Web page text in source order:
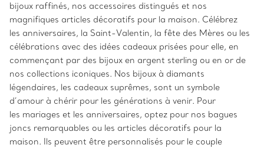
bijoux raffinés, nos accessoires distingués et nos
magnifiques articles décoratifs pour la maison. Célébrez
les anniversaires, la Saint-Valentin, la fête des Mères ou les
célébrations avec des idées cadeaux prisées pour elle, en
commençant par des bijoux en argent sterling ou en or de
nos collections iconiques. Nos bijoux à diamants
légendaires, les cadeaux suprêmes, sont un symbole
d’amour à chérir pour les générations à venir. Pour
les mariages et les anniversaires, optez pour nos bagues
joncs remarquables ou les articles décoratifs pour la
maison. Ils peuvent être personnalisés pour le couple